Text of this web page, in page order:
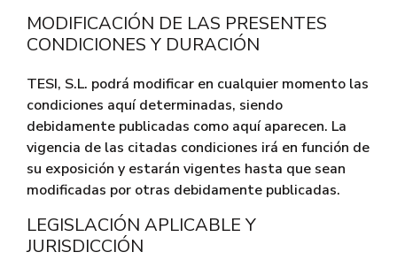
MODIFICACIÓN DE LAS PRESENTES
CONDICIONES Y DURACIÓN
TESI, S.L. podrá modificar en cualquier momento las
condiciones aquí determinadas, siendo
debidamente publicadas como aquí aparecen. La
vigencia de las citadas condiciones irá en función de
su exposición y estarán vigentes hasta que sean
modificadas por otras debidamente publicadas.
LEGISLACIÓN APLICABLE Y
JURISDICCIÓN